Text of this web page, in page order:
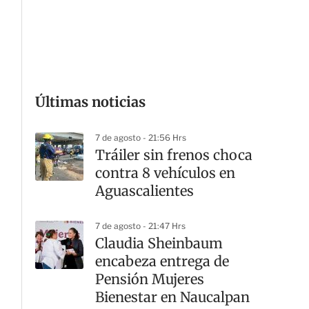
Últimas noticias
7 de agosto - 21:56 Hrs
Tráiler sin frenos choca
contra 8 vehículos en
Aguascalientes
7 de agosto - 21:47 Hrs
Claudia Sheinbaum
encabeza entrega de
Pensión Mujeres
Bienestar en Naucalpan